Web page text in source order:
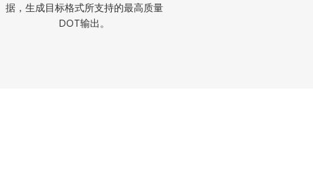
据，生成目标格式所支持的最高质量
DOT输出。